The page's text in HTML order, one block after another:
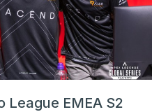
League EMEA S2